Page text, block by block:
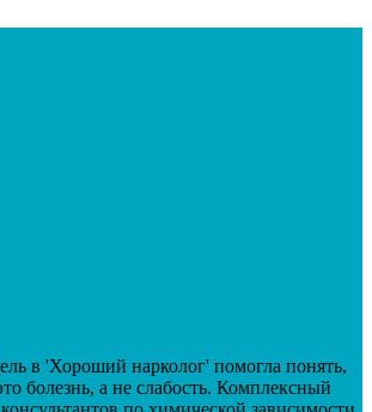
в 'Хороший нарколог' помогла понять,
болезнь, а не слабость. Комплексный